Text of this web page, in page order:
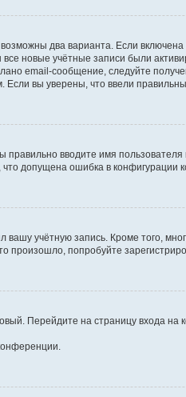
два варианта. Если
новые учётные записи были
email-сообщение, следуйте
вы уверены, что ввели
правильно вводите имя
допущена ошибка в конфигурации
учётную запись. Кроме того,
попробуйте
Перейдите на страницу входа